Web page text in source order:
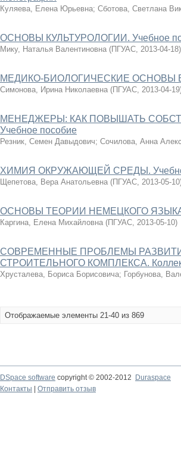
Куляева, Елена Юрьевна; Сботова, Светлана
ОСНОВЫ КУЛЬТУРОЛОГИИ. Учебное
Мику, Наталья Валентиновна (ПГУАС, 2013-04-18)
МЕДИКО-БИОЛОГИЧЕСКИЕ ОСНОВЫ
Симонова, Ирина Николаевна (ПГУАС, 2013-04-19
МЕНЕДЖЕРЫ: КАК ПОВЫШАТЬ
Учебное пособие
Резник, Семен Давыдович; Сочилова, Анна
ХИМИЯ ОКРУЖАЮЩЕЙ СРЕДЫ.
Щепетова, Вера Анатольевна (ПГУАС, 2013-05-10
ОСНОВЫ ТЕОРИИ НЕМЕЦКОГО ЯЗЫКА.
Каргина, Елена Михайловна (ПГУАС, 2013-05-10)
СОВРЕМЕННЫЕ ПРОБЛЕМЫ
СТРОИТЕЛЬНОГО КОМПЛЕКСА.
Хрусталева, Бориса Борисовича; Горбунова,
Отображаемые элементы 21-40 из 869
DSpace software copyright © 2002-2012
Duraspace
Контакты
Отправить отзыв